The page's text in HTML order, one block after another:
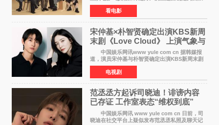
花男子演唱的新曲《Moonlit》。使用该乐曲的最
新预告片也已制作完成。 本片讲述的是市村
琥珀（道枝骏佑
看电影
宋仲基×朴智贤确定出演KBS新周
末剧《Love Cloud》 上演气象与
诅咒交织的奇幻爱情
中国娱乐网讯www yule com cn 据韩媒报
道，演员宋仲基与朴智贤确定出演KBS新周末剧
《Love Cloud》，分别担任男女主角。该剧预计
将于明年播出，引发观众期待。 《Love
Cloud》讲述了一位
电视剧
范丞丞方起诉司晓迪！诽谤内容
已存证 工作室表态“维权到底”
中国娱乐网讯 www yule com cn 日前，司
晓迪在社交平台上疑似发布范丞丞私照及聊天记